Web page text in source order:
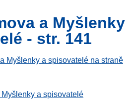
a Myšlenky
- str. 141
Myšlenky a spisovatelé na straně
a spisovatelé